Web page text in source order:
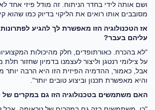
ושם אותה לידי בחדר הניתוח. זה מודל פיזי אחד
מסובבים אותו רואים את הליקוי בדיוק כמו שהוא
אז הטכנולוגיה הזו מאפשרת לך להגיע
עליהם בעבר?
"לא בהכרח. כאורתופדים, חלק מהיכולות
על צילומי רנטגן וליצור לעצמנו בדמיון שחזור תלת
אבל, כאמור, ההדמיה הפיזית הזו היא הרבה יותר
והיא מאפשרת תכנון וביצוע טובים יותר".
האם משתמשים בטכנולוגיה הזו גם במקרים